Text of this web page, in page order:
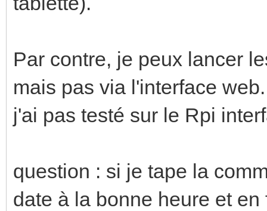
Par contre, je peux lancer
mais pas via l'interface web.
j'ai pas testé sur le Rpi
question : si je tape la
date à la bonne heure et